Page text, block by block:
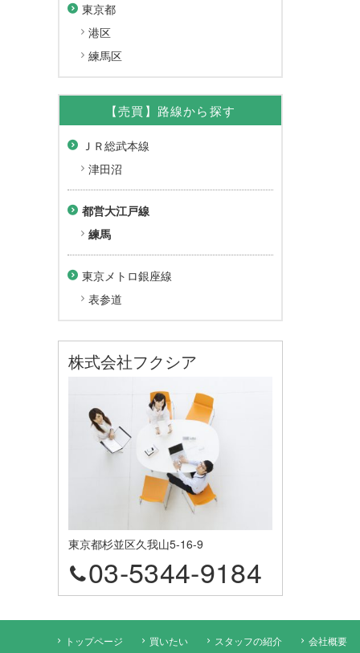
東京都
港区
練馬区
【売買】路線から探す
ＪＲ総武本線
津田沼
都営大江戸線
練馬
東京メトロ銀座線
表参道
株式会社フクシア
東京都杉並区久我山5-16-9
03-5344-9184
トップページ 買いたい スタッフの紹介 会社概要